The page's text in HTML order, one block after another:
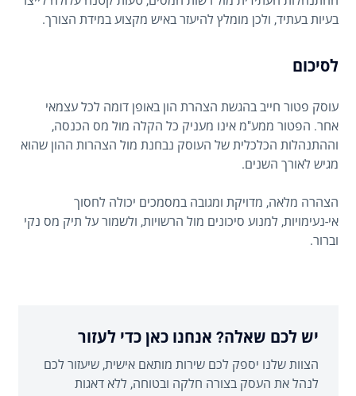
בעיות בעתיד, ולכן מומלץ להיעזר באיש מקצוע במידת הצורך.
לסיכום
עוסק פטור חייב בהגשת הצהרת הון באופן דומה לכל עצמאי
אחר. הפטור ממע"מ אינו מעניק כל הקלה מול מס הכנסה,
וההתנהלות הכלכלית של העוסק נבחנת מול הצהרות ההון שהוא
מגיש לאורך השנים.
הצהרה מלאה, מדויקת ומגובה במסמכים יכולה לחסוך
אי-נעימויות, למנוע סיכונים מול הרשויות, ולשמור על תיק מס נקי
וברור.
יש לכם שאלה? אנחנו כאן כדי לעזור
הצוות שלנו יספק לכם שירות מותאם אישית, שיעזור לכם
לנהל את העסק בצורה חלקה ובטוחה, ללא דאגות